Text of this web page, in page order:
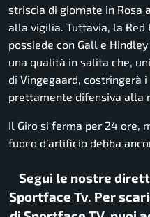
striscia di giornate in Rosa
alla vigilia. Tuttavia, la Red
possiede con Gall e
una qualità in salita che,
di Vingegaard, costringerà
prettamente difensiva alla
Il Giro si ferma per 24 ore,
fuoco d’artificio debba
Segui le nostre
Sportface Tv. Per